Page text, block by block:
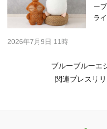
ー
ラ
2026年7月9日 11時
ブルーブルーエ
関連プレスリ